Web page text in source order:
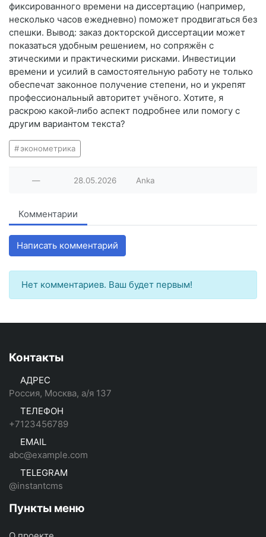
фиксированного времени на диссертацию (например,
несколько часов ежедневно) поможет продвигаться без
спешки. Вывод: заказ докторской диссертации может
показаться удобным решением, но сопряжён с
этическими и практическими рисками. Инвестиции
времени и усилий в самостоятельную работу не только
обеспечат законное получение степени, но и укрепят
профессиональный авторитет учёного. Хотите, я
раскрою какой‑либо аспект подробнее или помогу с
другим вариантом текста?
эконометрика
— 28.05.2026 Anka
Комментарии
Написать комментарий
Нет комментариев. Ваш будет первым!
Контакты
АДРЕС
Россия, Москва, а/я 137
ТЕЛЕФОН
+7123456789
EMAIL
abc@example.com
TELEGRAM
@instantcms
Пункты меню